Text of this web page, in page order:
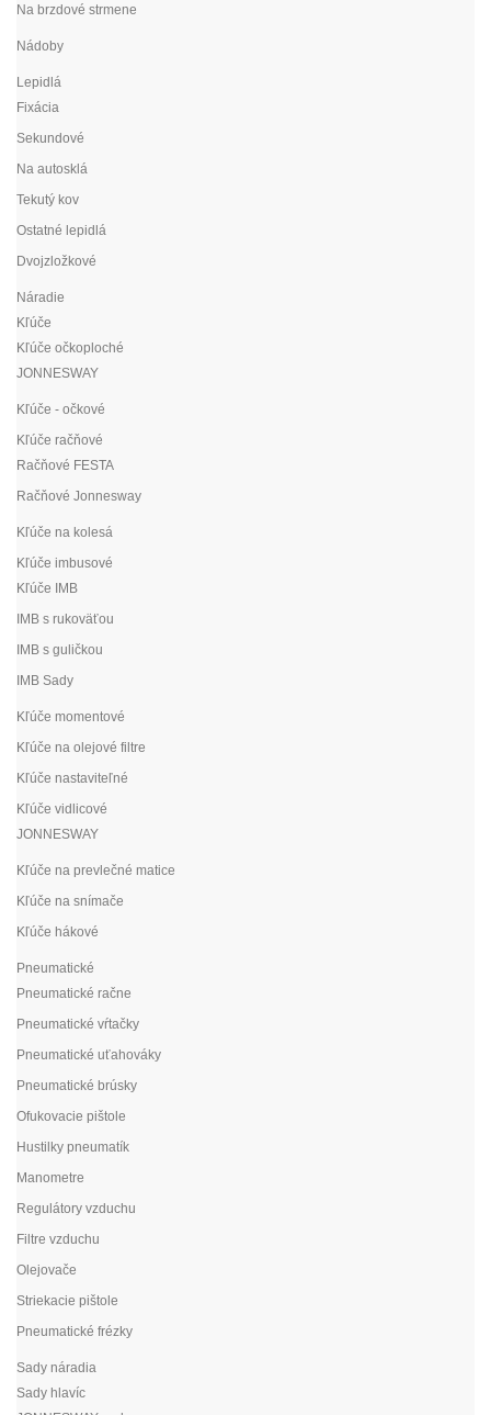
Na brzdové strmene
Nádoby
Lepidlá
Fixácia
Sekundové
Na autosklá
Tekutý kov
Ostatné lepidlá
Dvojzložkové
Náradie
Kľúče
Kľúče očkoploché
JONNESWAY
Kľúče - očkové
Kľúče račňové
Račňové FESTA
Račňové Jonnesway
Kľúče na kolesá
Kľúče imbusové
Kľúče IMB
IMB s rukoväťou
IMB s guličkou
IMB Sady
Kľúče momentové
Kľúče na olejové filtre
Kľúče nastaviteľné
Kľúče vidlicové
JONNESWAY
Kľúče na prevlečné matice
Kľúče na snímače
Kľúče hákové
Pneumatické
Pneumatické račne
Pneumatické vŕtačky
Pneumatické uťahováky
Pneumatické brúsky
Ofukovacie pištole
Hustilky pneumatík
Manometre
Regulátory vzduchu
Filtre vzduchu
Olejovače
Striekacie pištole
Pneumatické frézky
Sady náradia
Sady hlavíc